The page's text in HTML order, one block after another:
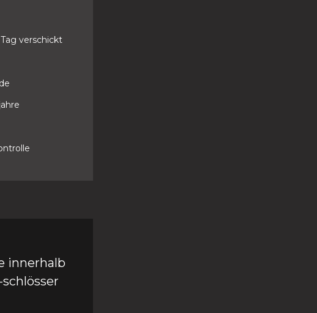
verschickt
innerhalb